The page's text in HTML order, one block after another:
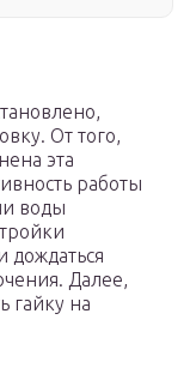
От того,
эта
работы
воды
дождаться
Далее,
гайку на